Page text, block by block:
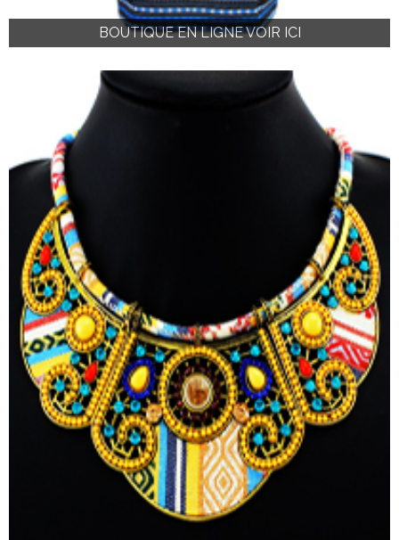
BOUTIQUE EN LIGNE VOIR ICI